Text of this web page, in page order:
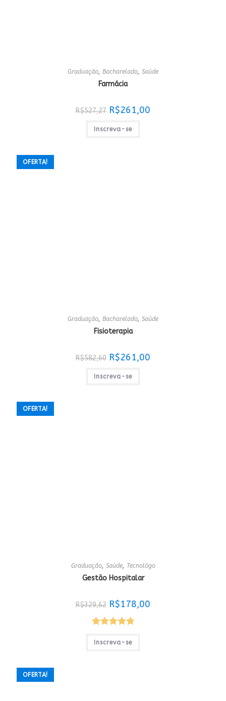
Graduação, Bacharelado, Saúde
Farmácia
R$527,27 O
preço
original
era:
R$527,27.
R$261,00
Inscreva-se
OFERTA!
Graduação Bacharelado Saúde
Fisioterapia
R$582,60 O
preço
original
era:
R$582,60.
R$261,00
Inscreva-se
OFERTA!
Graduação, Saúde, Tecnológo
Gestão Hospitalar
R$329,62 O
preço
original
era:
R$178,00
Avaliação
5.00de 5
Inscreva-se
OFERTA!